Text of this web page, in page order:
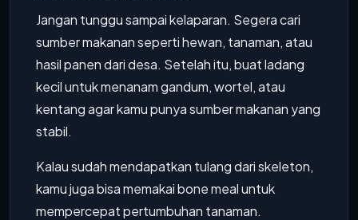
Jangan tunggu sampai kelaparan. Segera cari
sumber makanan seperti hewan, tanaman, atau
hasil panen dari desa. Setelah itu, buat ladang
kecil untuk menanam gandum, wortel, atau
kentang agar kamu punya sumber makanan yang
stabil.
Kalau sudah mendapatkan tulang dari skeleton,
kamu juga bisa memakai bone meal untuk
mempercepat pertumbuhan tanaman.